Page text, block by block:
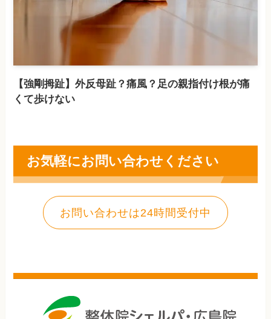
【強剛拇趾】外反母趾？痛風？足の親指付け根が痛
くて歩けない
お気軽にお問い合わせください
お問い合わせは24時間受付中